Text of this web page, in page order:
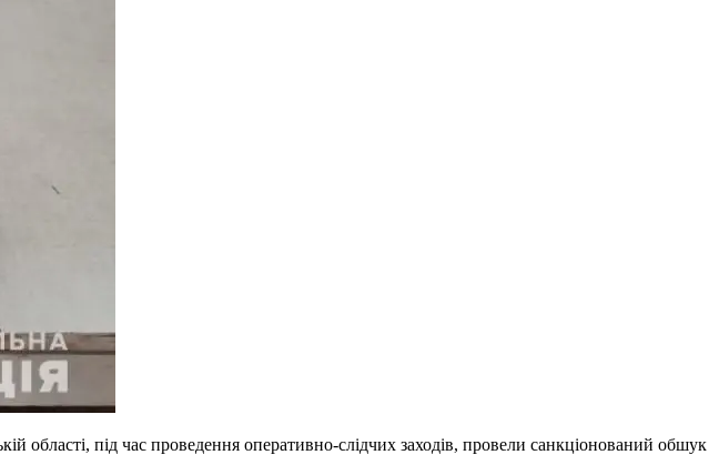
області, під час проведення оперативно-слідчих заходів, провели санкціонований обшук